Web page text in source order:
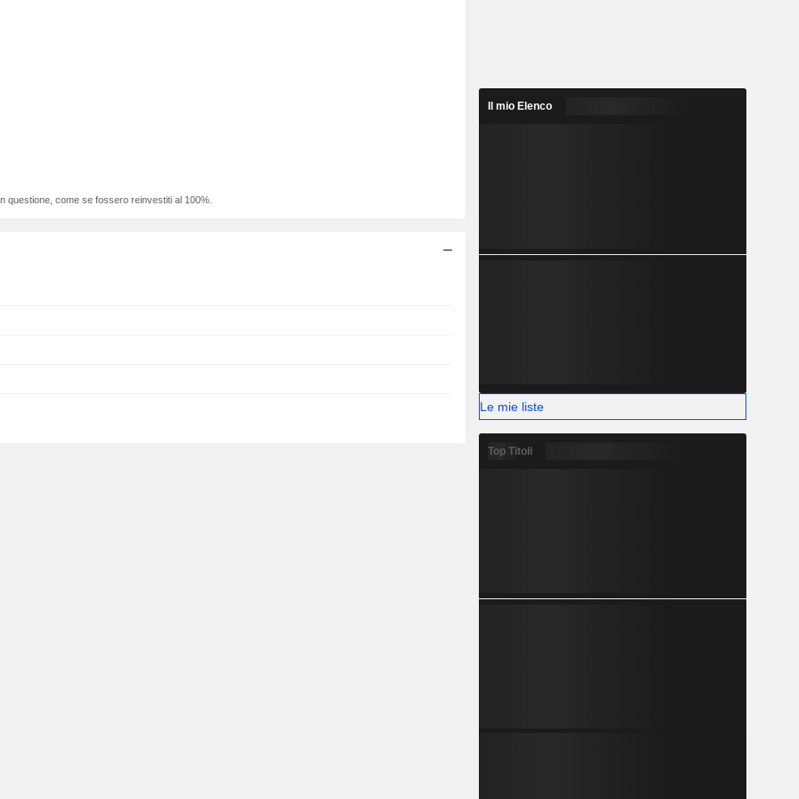
questione, come se fossero reinvestiti al 100%.
Il mio Elenco
Le mie liste
Top Titoli